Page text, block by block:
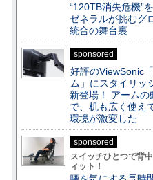
“120TB消失危機”
ゼネラルが挑むグ
統合の舞台裏
sponsored
好評のViewSonic
ム」にスタイリッ
新登場！ アーム
で、机も広く使え
環境が激変した
sponsored
スイッチひとつで背
ィット！